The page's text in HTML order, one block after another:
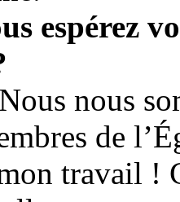
espérez
nous
de
travail !